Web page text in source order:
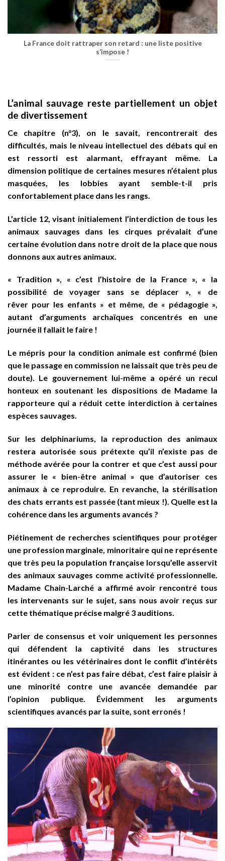
La France doit rattraper son retard : une liste positive
s’impose !
L’animal sauvage reste partiellement un objet
de divertissement
Ce chapitre (n°3), on le savait, rencontrerait des
difficultés, mais le niveau intellectuel des débats qui en
est ressorti est alarmant, effrayant même. La
dimension politique de certaines mesures n’étaient plus
masquées, les lobbies ayant semble-t-il pris
confortablement place dans les rangs.
L’article 12, visant initialement l’interdiction de tous les
animaux sauvages dans les cirques prévalait d’une
certaine évolution dans notre droit de la place que nous
donnons aux autres animaux.
« Tradition », « c’est l’histoire de la France », « la
possibilité de voyager sans se déplacer », « de
rêver pour les enfants » et même, de « pédagogie »,
autant d’arguments archaïques concentrés en une
journée il fallait le faire !
Le mépris pour la condition animale est confirmé (bien
que le passage en commission ne laissait que très peu de
doute). Le gouvernement lui-même a opéré un recul
honteux en soutenant les dispositions de Madame la
rapporteure qui a réduit cette interdiction à certaines
espèces sauvages.
Sur les delphinariums, la reproduction des animaux
restera autorisée sous prétexte qu’il n’existe pas de
méthode avérée pour la contrer et que c’est aussi pour
assurer le « bien-être animal » que d’autoriser ces
animaux à ce reproduire. En revanche, la stérilisation
des chats errants est passée (tant mieux !). Quelle est la
cohérence dans les arguments avancés ?
Piétinement de recherches scientifiques pour protéger
une profession marginale, minoritaire qui ne représente
que très peu la population française lorsqu’elle asservit
des animaux sauvages comme activité professionnelle.
Madame Chain-Larché a affirmé avoir rencontré tous
les intervenants sur le sujet, sans nous avoir reçus sur
cette thématique précise malgré 3 auditions.
Parler de consensus et voir uniquement les personnes
qui défendent la captivité dans les structures
itinérantes ou les vétérinaires dont le conflit d’intérêts
est évident : ce n’est pas faire débat, c’est faire plaisir à
une minorité contre une avancée demandée par
l’opinion publique. Évidemment les arguments
scientifiques avancés par la suite, sont erronés !